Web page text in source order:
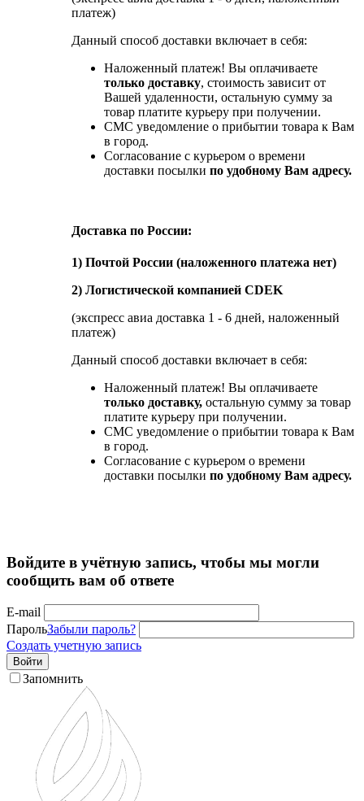
платеж)
Данный способ доставки включает в себя:
Наложенный платеж! Вы оплачиваете
только доставку, стоимость зависит от
Вашей удаленности, остальную сумму за
товар платите курьеру при получении.
СМС уведомление о прибытии товара к Вам
в город.
Согласование с курьером о времени
доставки посылки по удобному Вам адресу.
Доставка по России:
1) Почтой России (наложенного платежа нет)
2) Логистической компанией CDEK
(экспресс авиа доставка 1 - 6 дней, наложенный
платеж)
Данный способ доставки включает в себя:
Наложенный платеж! Вы оплачиваете
только доставку, остальную сумму за товар
платите курьеру при получении.
СМС уведомление о прибытии товара к Вам
в город.
Согласование с курьером о времени
доставки посылки по удобному Вам адресу.
Войдите в учётную запись, чтобы мы могли
сообщить вам об ответе
E-mail
ПарольЗабыли пароль?
Создать учетную запись
Войти
Запомнить